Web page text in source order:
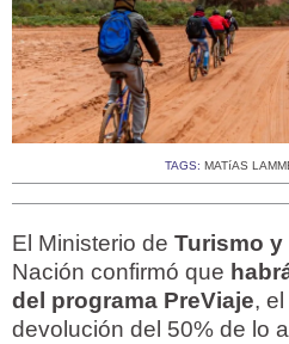
TAGS: MATíAS
El Ministerio de Turismo y
Nación confirmó que
del programa PreViaje,
devolución del 50% de lo